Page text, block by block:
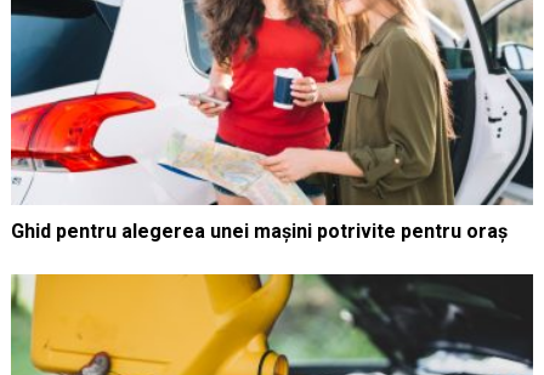
Ghid pentru alegerea unei mașini potrivite pentru oraș